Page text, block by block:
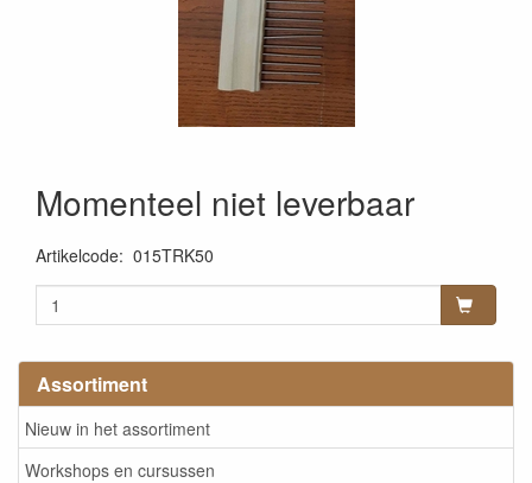
Assortiment
Nieuw in het assortiment
Workshops en cursussen
Momenteel niet leverbaar
Artikelcode: 015TRK50